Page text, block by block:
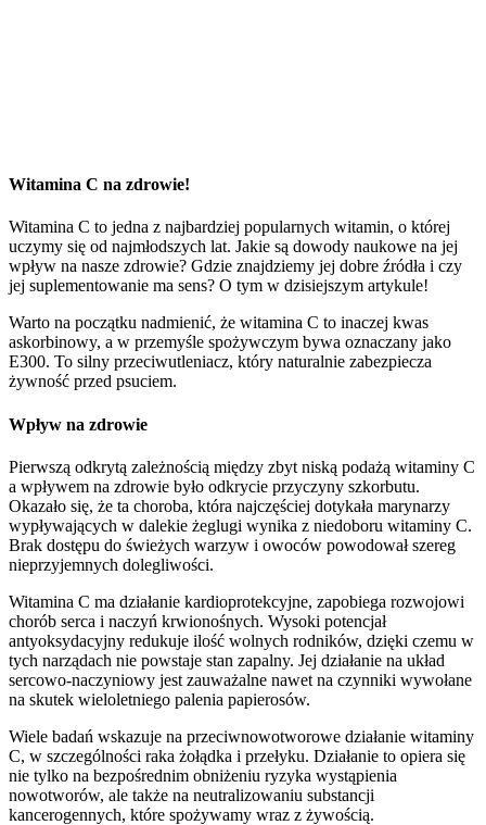
Witamina C na zdrowie!
Witamina C to jedna z najbardziej popularnych witamin, o której
uczymy się od najmłodszych lat. Jakie są dowody naukowe na jej
wpływ na nasze zdrowie? Gdzie znajdziemy jej dobre źródła i czy
jej suplementowanie ma sens? O tym w dzisiejszym artykule!
Warto na początku nadmienić, że witamina C to inaczej kwas
askorbinowy, a w przemyśle spożywczym bywa oznaczany jako
E300. To silny przeciwutleniacz, który naturalnie zabezpiecza
żywność przed psuciem.
Wpływ na zdrowie
Pierwszą odkrytą zależnością między zbyt niską podażą witaminy C
a wpływem na zdrowie było odkrycie przyczyny szkorbutu.
Okazało się, że ta choroba, która najczęściej dotykała marynarzy
wypływających w dalekie żeglugi wynika z niedoboru witaminy C.
Brak dostępu do świeżych warzyw i owoców powodował szereg
nieprzyjemnych dolegliwości.
Witamina C ma działanie kardioprotekcyjne, zapobiega rozwojowi
chorób serca i naczyń krwionośnych. Wysoki potencjał
antyoksydacyjny redukuje ilość wolnych rodników, dzięki czemu w
tych narządach nie powstaje stan zapalny. Jej działanie na układ
sercowo-naczyniowy jest zauważalne nawet na czynniki wywołane
na skutek wieloletniego palenia papierosów.
Wiele badań wskazuje na przeciwnowotworowe działanie witaminy
C, w szczególności raka żołądka i przełyku. Działanie to opiera się
nie tylko na bezpośrednim obniżeniu ryzyka wystąpienia
nowotworów, ale także na neutralizowaniu substancji
kancerogennych, które spożywamy wraz z żywością.